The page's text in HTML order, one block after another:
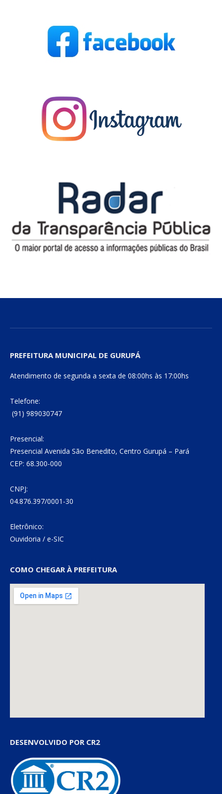
PREFEITURA MUNICIPAL DE GURUPÁ
Atendimento de segunda a sexta de 08:00hs às 17:00hs
Telefone:
(91) 989030747
Presencial:
Presencial Avenida São Benedito, Centro Gurupá – Pará
CEP: 68.300-000
CNPJ:
04.876.397/0001-30
Eletrônico:
Ouvidoria / e-SIC
COMO CHEGAR À PREFEITURA
DESENVOLVIDO POR CR2